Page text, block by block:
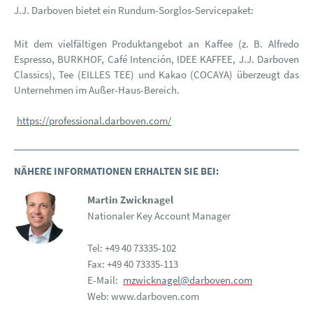
J.J. Darboven bietet ein Rundum-Sorglos-Servicepaket:
Mit dem vielfältigen Produktangebot an Kaffee (z. B. Alfredo
Espresso, BURKHOF, Café Intención, IDEE KAFFEE, J.J. Darboven
Classics), Tee (EILLES TEE) und Kakao (COCAYA) überzeugt das
Unternehmen im Außer-Haus-Bereich.
https://professional.darboven.com/
NÄHERE INFORMATIONEN ERHALTEN SIE BEI:
Martin Zwicknagel
Nationaler Key Account Manager
Tel: +49 40 73335-102
Fax: +49 40 73335-113
E-Mail: mzwicknagel@darboven.com
Web: www.darboven.com